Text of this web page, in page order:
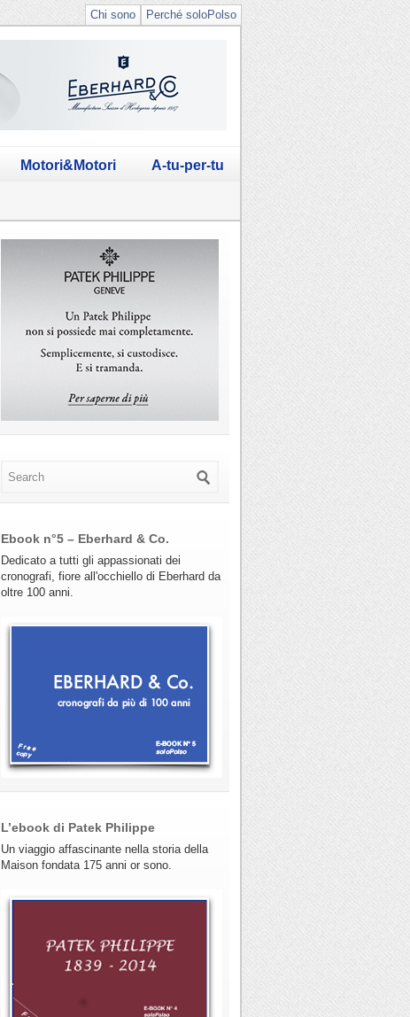
Perché soloPolso
Chi sono
Motori&Motori A-tu-per-tu
Ebook n°5 – Eberhard & Co.
Dedicato a tutti gli appassionati dei
cronografi, fiore all'occhiello di Eberhard da
oltre 100 anni.
L’ebook di Patek Philippe
Un viaggio affascinante nella storia della
Maison fondata 175 anni or sono.